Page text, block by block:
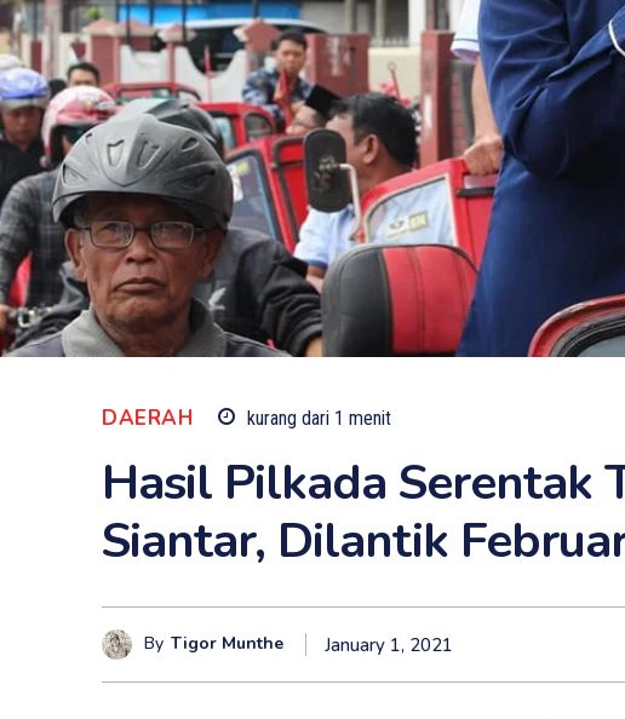
DAERAH kurang dari 1 menit
Hasil Pilkada Serentak
Siantar, Dilantik
By Tigor Munthe January 1, 2021